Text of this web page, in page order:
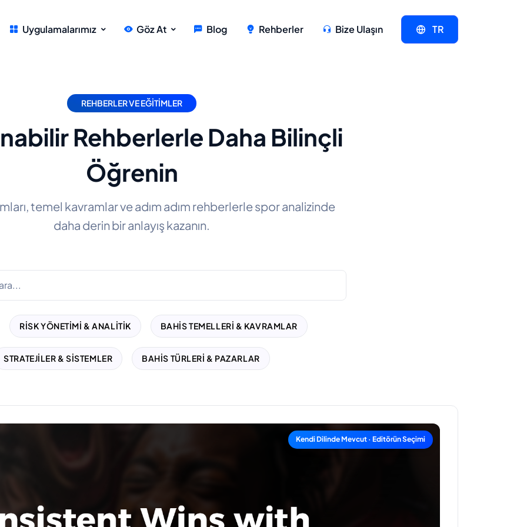
Uygulamalarımız Göz At Blog Rehberler Bize Ulaşın TR
REHBERLER VE EĞITIMLER
Rehberlerle Daha Bilinçli
Öğrenin
temel kavramlar ve adım adım rehberlerle spor analizinde
daha derin bir anlayış kazanın.
RISK YÖNETIMI & ANALITIK BAHIS TEMELLERI & KAVRAMLAR
STRATEJILER & SISTEMLER BAHIS TÜRLERI & PAZARLAR